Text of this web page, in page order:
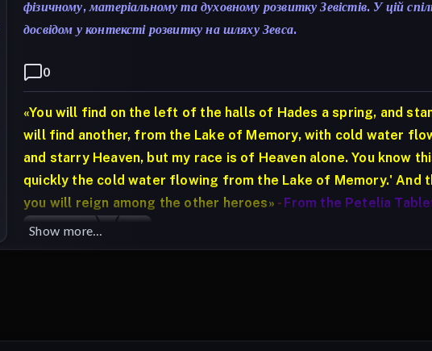
фізичному, матеріальному та духовному розвитку Зевістів. У
досвідом у контексті розвитку на шляху Зевса.
0
«You will find on the left of the halls of Hades a spring, and
will find another, from the Lake of Memory, with cold water
and starry Heaven, but my race is of Heaven alone. You know
quickly the cold water flowing from the Lake of Memory.'
you will reign among the other heroes» - From the Petelia
Show more...